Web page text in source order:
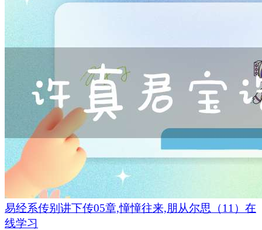
易经系传别讲下传05章,憧憧往来,朋从尔思（11）在
线学习